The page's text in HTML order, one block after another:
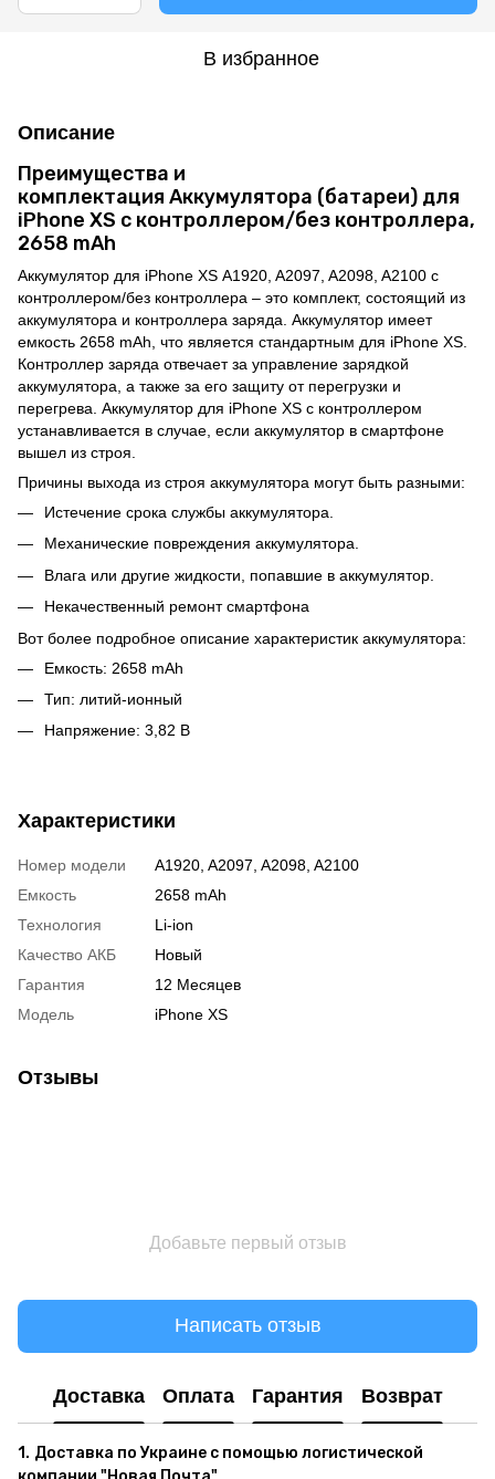
В избранное
Описание
Преимущества и
комплектация Аккумулятора (батареи) для
iPhone XS с контроллером/без контроллера,
2658 mAh
Аккумулятор для iPhone XS A1920, A2097, A2098, A2100 с
контроллером/без контроллера – это комплект, состоящий из
аккумулятора и контроллера заряда. Аккумулятор имеет
емкость 2658 mAh, что является стандартным для iPhone XS.
Контроллер заряда отвечает за управление зарядкой
аккумулятора, а также за его защиту от перегрузки и
перегрева. Аккумулятор для iPhone XS с контроллером
устанавливается в случае, если аккумулятор в смартфоне
вышел из строя.
Причины выхода из строя аккумулятора могут быть разными:
Истечение срока службы аккумулятора.
Механические повреждения аккумулятора.
Влага или другие жидкости, попавшие в аккумулятор.
Некачественный ремонт смартфона
Вот более подробное описание характеристик аккумулятора:
Емкость: 2658 mAh
Тип: литий-ионный
Напряжение: 3,82 В
Характеристики
Номер модели
A1920, A2097, A2098, A2100
Емкость
2658 mAh
Технология
Li-ion
Качество АКБ
Новый
Гарантия
12 Месяцев
Модель
iPhone XS
Отзывы
Добавьте первый отзыв
Написать отзыв
Доставка Оплата Гарантия Возврат
1. Доставка по Украине с помощью логистической